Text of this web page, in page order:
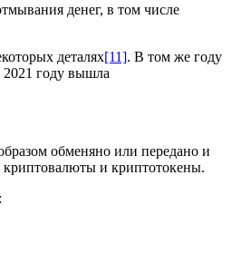
денег, в том числе
деталях[11]. В том же году
2021 году вышла
обменяно или передано и
и криптотокены.